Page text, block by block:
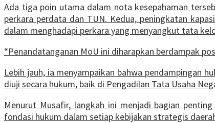
Ada tiga poin utama dalam nota kesepahaman
perkara perdata dan TUN. Kedua, peningkatan
dalam menghadapi perkara yang menyangkut tata
“Penandatanganan MoU ini diharapkan berdampak
Lebih jauh, ia menyampaikan bahwa pendampingan
diuji secara hukum, baik di Pengadilan Tata Usaha
Menurut Musafir, langkah ini menjadi bagian
fondasi hukum dalam setiap kebijakan strategis